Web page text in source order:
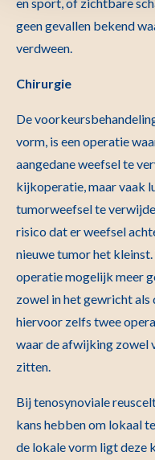
geen gevallen bekend
verdween.
Chirurgie
De
vorm, is een operatie
aangedane weefsel te
kijkoperatie, maar vaak
tumorweefsel te
risico dat er weefsel
nieuwe tumor het
operatie mogelijk meer
zowel in het gewricht
hiervoor zelfs twee
waar de afwijking zowel
zitten.
Bij tenosynoviale
kans hebben om lokaal
de lokale vorm ligt deze